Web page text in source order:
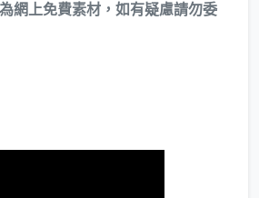
網上免費素材，如有疑慮請勿委